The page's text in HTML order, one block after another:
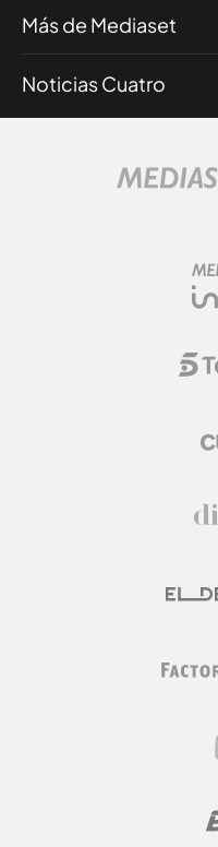
Más de Mediaset
Noticias Cuatro